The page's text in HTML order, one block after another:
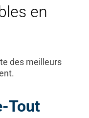
en
des meilleurs
Tout